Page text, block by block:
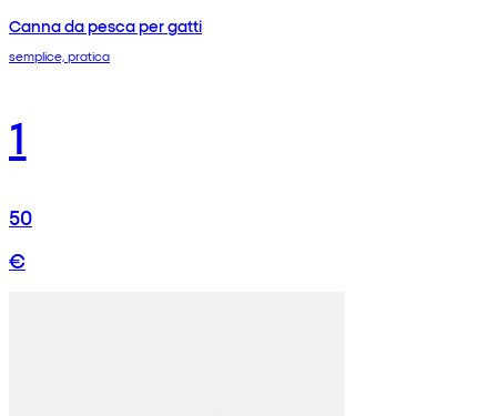
Canna da pesca per gatti
semplice, pratica
1
50
€